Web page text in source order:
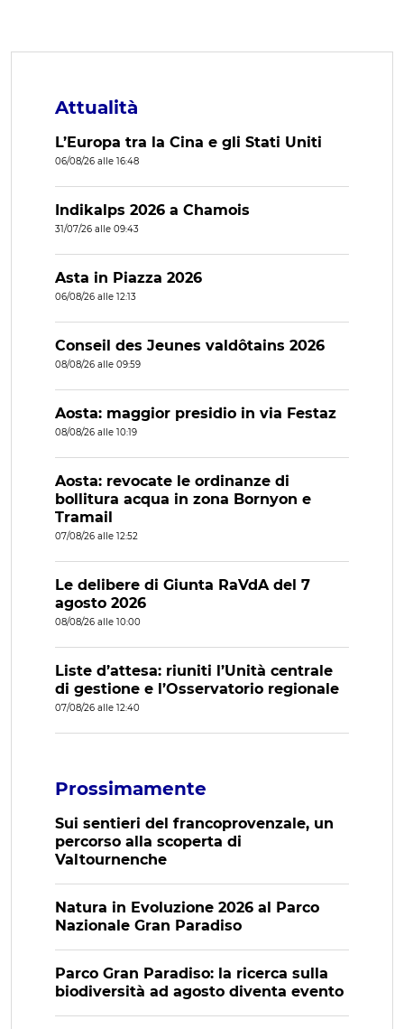
Attualità
L’Europa tra la Cina e gli Stati Uniti
06/08/26 alle 16:48
Indikalps 2026 a Chamois
31/07/26 alle 09:43
Asta in Piazza 2026
06/08/26 alle 12:13
Conseil des Jeunes valdôtains 2026
08/08/26 alle 09:59
Aosta: maggior presidio in via Festaz
08/08/26 alle 10:19
Aosta: revocate le ordinanze di
bollitura acqua in zona Bornyon e
Tramail
07/08/26 alle 12:52
Le delibere di Giunta RaVdA del 7
agosto 2026
08/08/26 alle 10:00
Liste d’attesa: riuniti l’Unità centrale
di gestione e l’Osservatorio regionale
07/08/26 alle 12:40
Prossimamente
Sui sentieri del francoprovenzale, un
percorso alla scoperta di
Valtournenche
Natura in Evoluzione 2026 al Parco
Nazionale Gran Paradiso
Parco Gran Paradiso: la ricerca sulla
biodiversità ad agosto diventa evento